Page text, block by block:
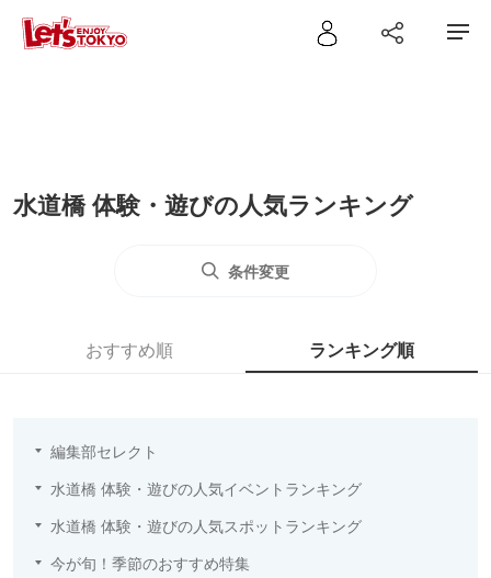
水道橋 体験・遊びの人気ランキング
条件変更
おすすめ順 ランキング順
編集部セレクト
水道橋 体験・遊びの人気イベントランキング
水道橋 体験・遊びの人気スポットランキング
今が旬！季節のおすすめ特集